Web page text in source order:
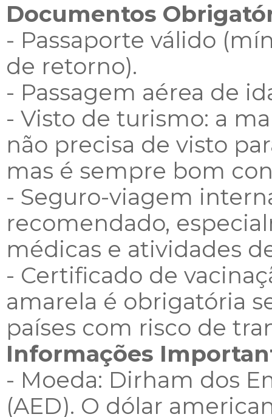
Documentos
- Passaporte válido
de retorno).
- Passagem aérea de
- Visto de turismo: a
não precisa de visto
mas é sempre bom
- Seguro-viagem
recomendado,
médicas e atividades
- Certificado de
amarela é obrigatória
países com risco de
Informações
- Moeda: Dirham dos
(AED). O dólar